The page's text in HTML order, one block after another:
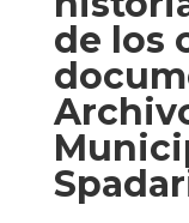
de los